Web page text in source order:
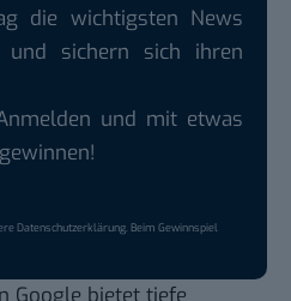
die wichtigsten News
sichern sich ihren
und mit etwas
Datenschutzerklärung. Beim Gewinnspiel
Google bietet tiefe